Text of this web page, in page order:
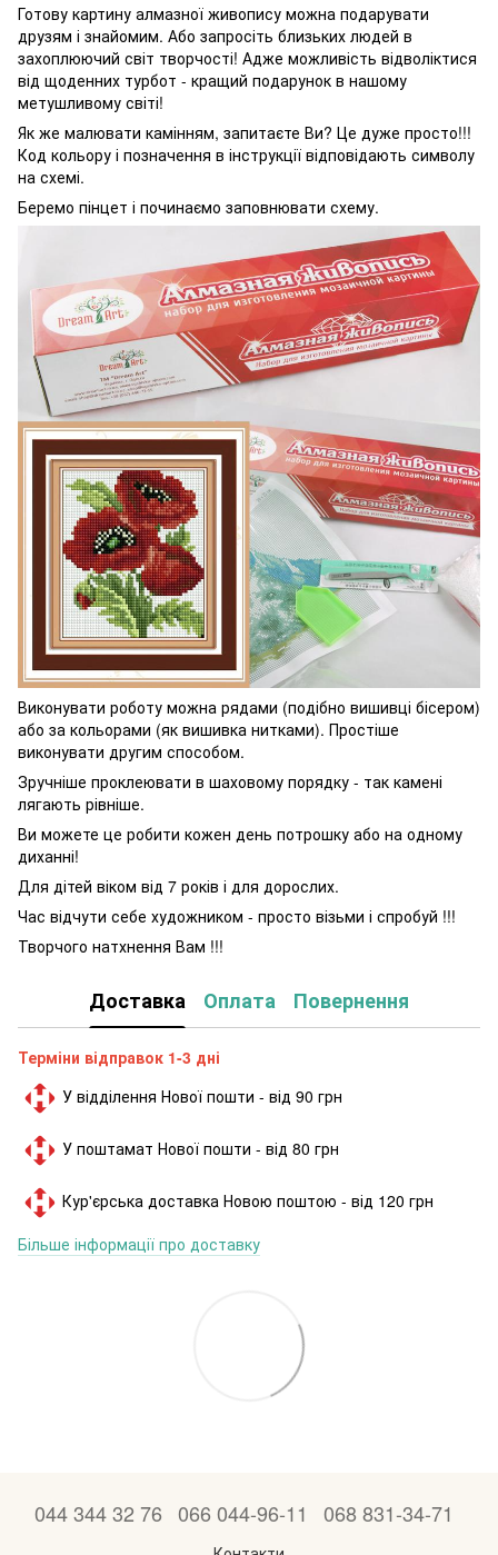
Готову картину алмазної живопису можна подарувати
друзям і знайомим. Або запросіть близьких людей в
захоплюючий світ творчості! Адже можливість відволіктися
від щоденних турбот - кращий подарунок в нашому
метушливому світі!
Як же малювати камінням, запитаєте Ви? Це дуже просто!!!
Код кольору і позначення в інструкції відповідають символу
на схемі.
Беремо пінцет і починаємо заповнювати схему.
Виконувати роботу можна рядами (подібно вишивці бісером)
або за кольорами (як вишивка нитками). Простіше
виконувати другим способом.
Зручніше проклеювати в шаховому порядку - так камені
лягають рівніше.
Ви можете це робити кожен день потрошку або на одному
диханні!
Для дітей віком від 7 років і для дорослих.
Час відчути себе художником - просто візьми і спробуй !!!
Творчого натхнення Вам !!!
Доставка Оплата Повернення
Терміни відправок 1-3 дні
У відділення Нової пошти - від 90 грн
У поштамат Нової пошти - від 80 грн
Кур'єрська доставка Новою поштою - від 120 грн
Більше інформації про доставку
044 344 32 76 066 044-96-11 068 831-34-71